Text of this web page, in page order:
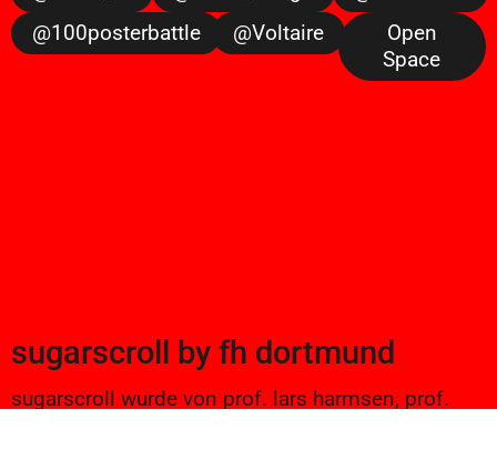
@100posterbattle
@voltaire
Open
Space
sugarscroll by fh dortmund
sugarscroll wurde von prof. lars harmsen, prof.